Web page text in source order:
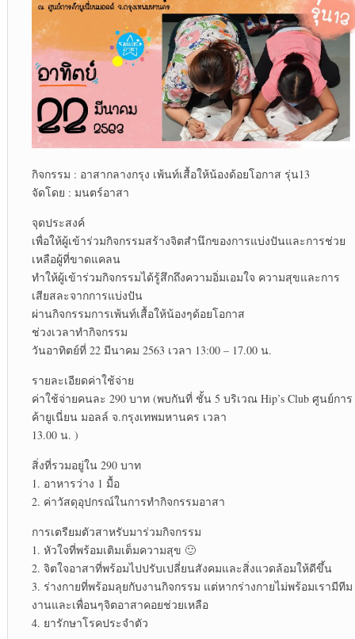
กิจกรรม : อาสากลางกรุง เพ้นท์เสื้อให้น้องด้อยโอกาส รุ่น13
จัดโดย : มนตร์อาสา
จุดประสงค์
เพื่อให้ผู้เข้าร่วมกิจกรรมสร้างจิตสำนึกของการแบ่งปันและการช่วย
เหลือผู้ที่ขาดแคลน
ทำให้ผู้เข้าร่วมกิจกรรมได้รู้สึกถึงความอิ่มเอมใจ ความสุขและการ
เสียสละจากการแบ่งปัน
ผ่านกิจกรรมการเพ้นท์เสื้อให้น้องๆด้อยโอกาส
ช่วงเวลาทำกิจกรรม
วันอาทิตย์ที่ 22 มีนาคม 2563 เวลา 13:00 – 17.00 น.
รายละเอียดค่าใช้จ่าย
ค่าใช้จ่ายคนละ 290 บาท (พบกันที่ ชั้น 5 บริเวณ Hip’s Club ศูนย์การ
ค้ายูเนี่ยน มอลล์ จ.กรุงเทพมหานคร เวลา
13.00 น. )
สิ่งที่รวมอยู่ใน 290 บาท
1. อาหารว่าง 1 มื้อ
2. ค่าวัสดุอุปกรณ์ในการทำกิจกรรมอาสา
การเตรียมตัวสาหรับมาร่วมกิจกรรม
1. หัวใจที่พร้อมเติมเต็มความสุข 🙂
2. จิตใจอาสาที่พร้อมไปปรับเปลี่ยนสังคมและสิ่งแวดล้อมให้ดีขึ้น
3. ร่างกายที่พร้อมลุยกับงานกิจกรรม แต่หากร่างกายไม่พร้อมเรามีทีม
งานและเพื่อนๆจิตอาสาคอยช่วยเหลือ
4. ยารักษาโรคประจำตัว